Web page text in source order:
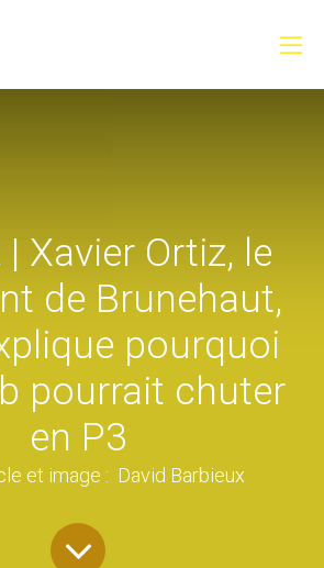
Xavier Ortiz, le
de Brunehaut,
pourquoi
pourrait chuter
en P3
et image : David Barbieux